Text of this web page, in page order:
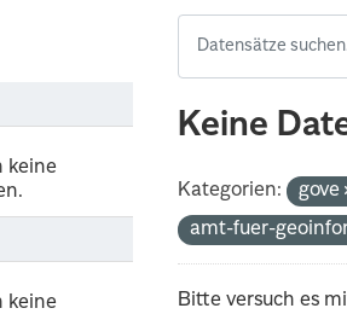
keine
keine
Keine
Kategorien: gove
amt-fuer-
Bitte versuch es